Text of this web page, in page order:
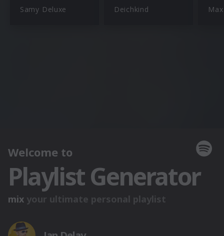
Samy Deluxe Deichkind